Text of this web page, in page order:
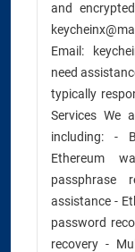
and
Email:
need
typically
Services We
including: -
Ethereum
passphrase
assistance -
password
recovery -